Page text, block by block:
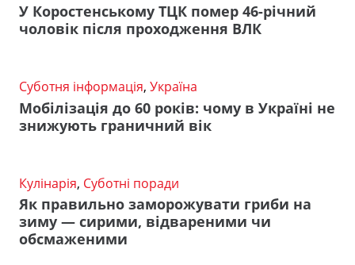
У Коростенському ТЦК помер 46-річний
чоловік після проходження ВЛК
Суботня інформація, Україна
Мобілізація до 60 років: чому в Україні не
знижують граничний вік
Кулінарія, Суботні поради
Як правильно заморожувати гриби на
зиму — сирими, відвареними чи
обсмаженими